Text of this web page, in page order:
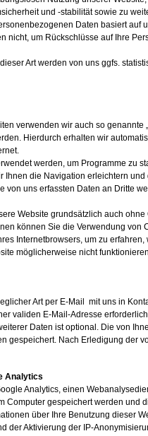
und -stabilität sowie zu
Daten basiert
nicht, um Rückschlüsse auf Ihre
Art werden von uns ggfs.
verwenden wir auch so
Hierdurch erhalten wir
werden, um Programme zu
Ihnen die Navigation erleichtern
von uns erfassten Daten an Dritte
Website grundsätzlich auch
können Sie die Verwendung
Internetbrowsers, um zu
möglicherweise nicht
Art per E-Mail mit uns in
validen E-Mail-Adresse
Daten ist optional. Die von
gespeichert. Nach Erledigung der
Analytics
Analytics, einen
Computer gespeichert werden und
über Ihre Benutzung dieser
der Aktivierung der IP-